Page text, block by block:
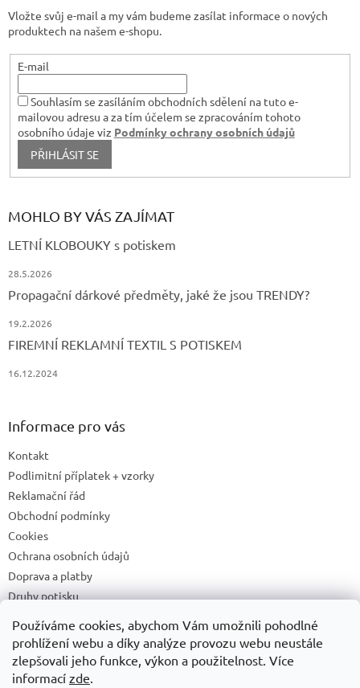
Používáme cookies, abychom Vám umožnili pohodlné
prohlížení webu a díky analýze provozu webu neustále
zlepšovali jeho funkce, výkon a použitelnost. Více
informací zde.
ý
i
Vložte svůj e-mail a my vám budeme zasílat informace o nových
produktech na našem e-shopu.
E-mail
Souhlasím se zasíláním obchodních sdělení na tuto e-
mailovou adresu a za tím účelem se zpracováním tohoto
osobního údaje viz Podmínky ochrany osobních údajů
PŘIHLÁSIT SE
MOHLO BY VÁS ZAJÍMAT
LETNÍ KLOBOUKY s potiskem
28.5.2026
Propagační dárkové předměty, jaké že jsou TRENDY?
19.2.2026
FIREMNÍ REKLAMNÍ TEXTIL S POTISKEM
16.12.2024
Informace pro vás
Kontakt
Podlimitní příplatek + vzorky
Reklamační řád
Obchodní podmínky
Cookies
Ochrana osobních údajů
Doprava a platby
Druhy potisku
Recyklační příspěvky a zpětný odběr elektrozařízení/baterií